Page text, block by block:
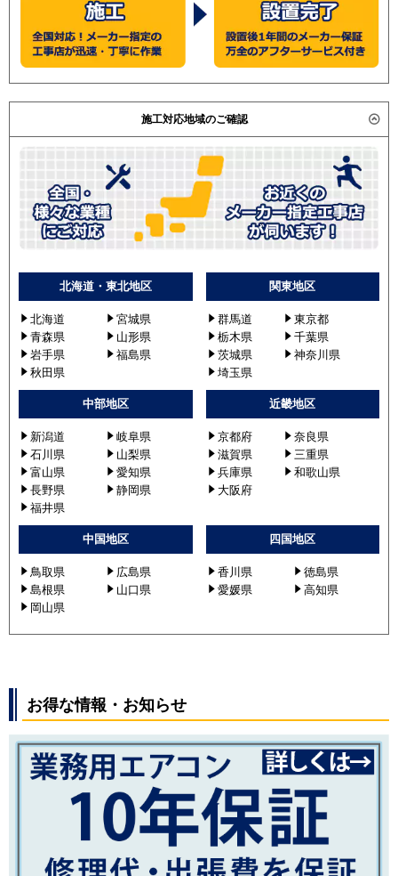
施工対応地域のご確認
北海道・東北地区
北海道
宮城県
青森県
山形県
岩手県
福島県
秋田県
関東地区
群馬道
東京都
栃木県
千葉県
茨城県
神奈川県
埼玉県
中部地区
新潟道
岐阜県
石川県
山梨県
富山県
愛知県
長野県
静岡県
福井県
近畿地区
京都府
奈良県
滋賀県
三重県
兵庫県
和歌山県
大阪府
中国地区
鳥取県
広島県
島根県
山口県
岡山県
四国地区
香川県
徳島県
愛媛県
高知県
お得な情報・お知らせ